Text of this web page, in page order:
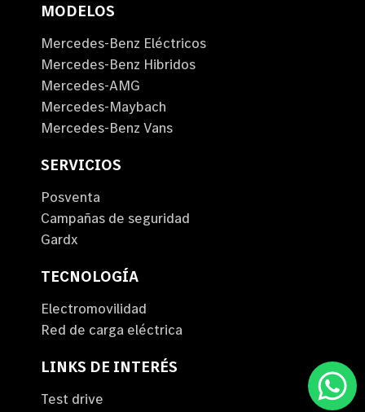
MODELOS
Mercedes-Benz Eléctricos
Mercedes-Benz Hibridos
Mercedes-AMG
Mercedes-Maybach
Mercedes-Benz Vans
SERVICIOS
Posventa
Campañas de seguridad
Gardx
TECNOLOGÍA
Electromovilidad
Red de carga eléctrica
LINKS DE INTERÉS
Test drive